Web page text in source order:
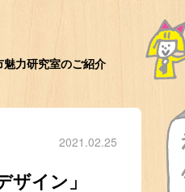
魅力研究室のご紹介
2021.02.25
ザイン」